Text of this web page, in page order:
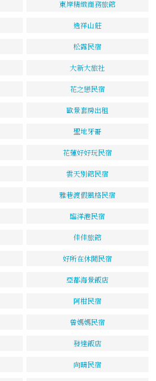
東岸精緻商務旅館
逸祥山莊
松露民宿
大新大旅社
花之戀民宿
歐景套房出租
聖地牙哥
花蓮好好玩民宿
雲天別館民宿
雅巷渡假風格民宿
臨洋港民宿
佳佳旅館
好所在休閒民宿
亞都海景飯店
阿柑民宿
曾媽媽民宿
發達飯店
向晴民宿